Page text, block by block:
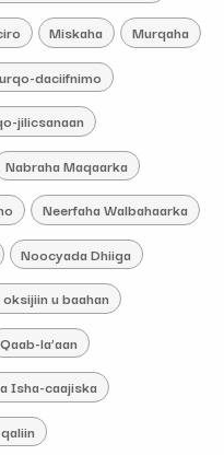
Miskaha Murqaha
daciifnimo
jilicsanaan
Nabraha Maqaarka
Neerfaha Walbahaarka
Noocyada Dhiiga
u baahan
Qaab-la’aan
Isha-caajiska